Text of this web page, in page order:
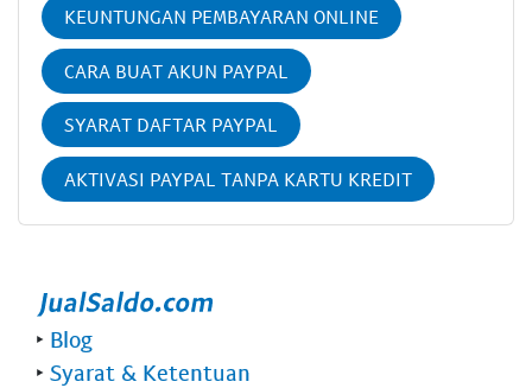
KEUNTUNGAN PEMBAYARAN ONLINE
CARA BUAT AKUN PAYPAL
SYARAT DAFTAR PAYPAL
AKTIVASI PAYPAL TANPA KARTU KREDIT
‣ Blog
‣ Syarat & Ketentuan